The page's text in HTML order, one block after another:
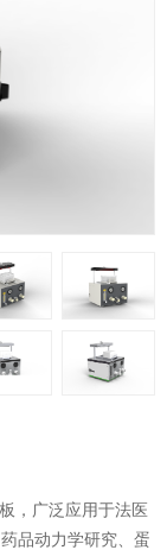
，广泛应用于法医
品动力学研究、蛋